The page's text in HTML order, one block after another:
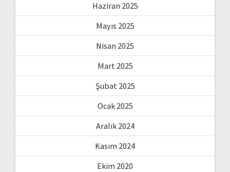
Haziran 2025
Mayıs 2025
Nisan 2025
Mart 2025
Şubat 2025
Ocak 2025
Aralık 2024
Kasım 2024
Ekim 2020